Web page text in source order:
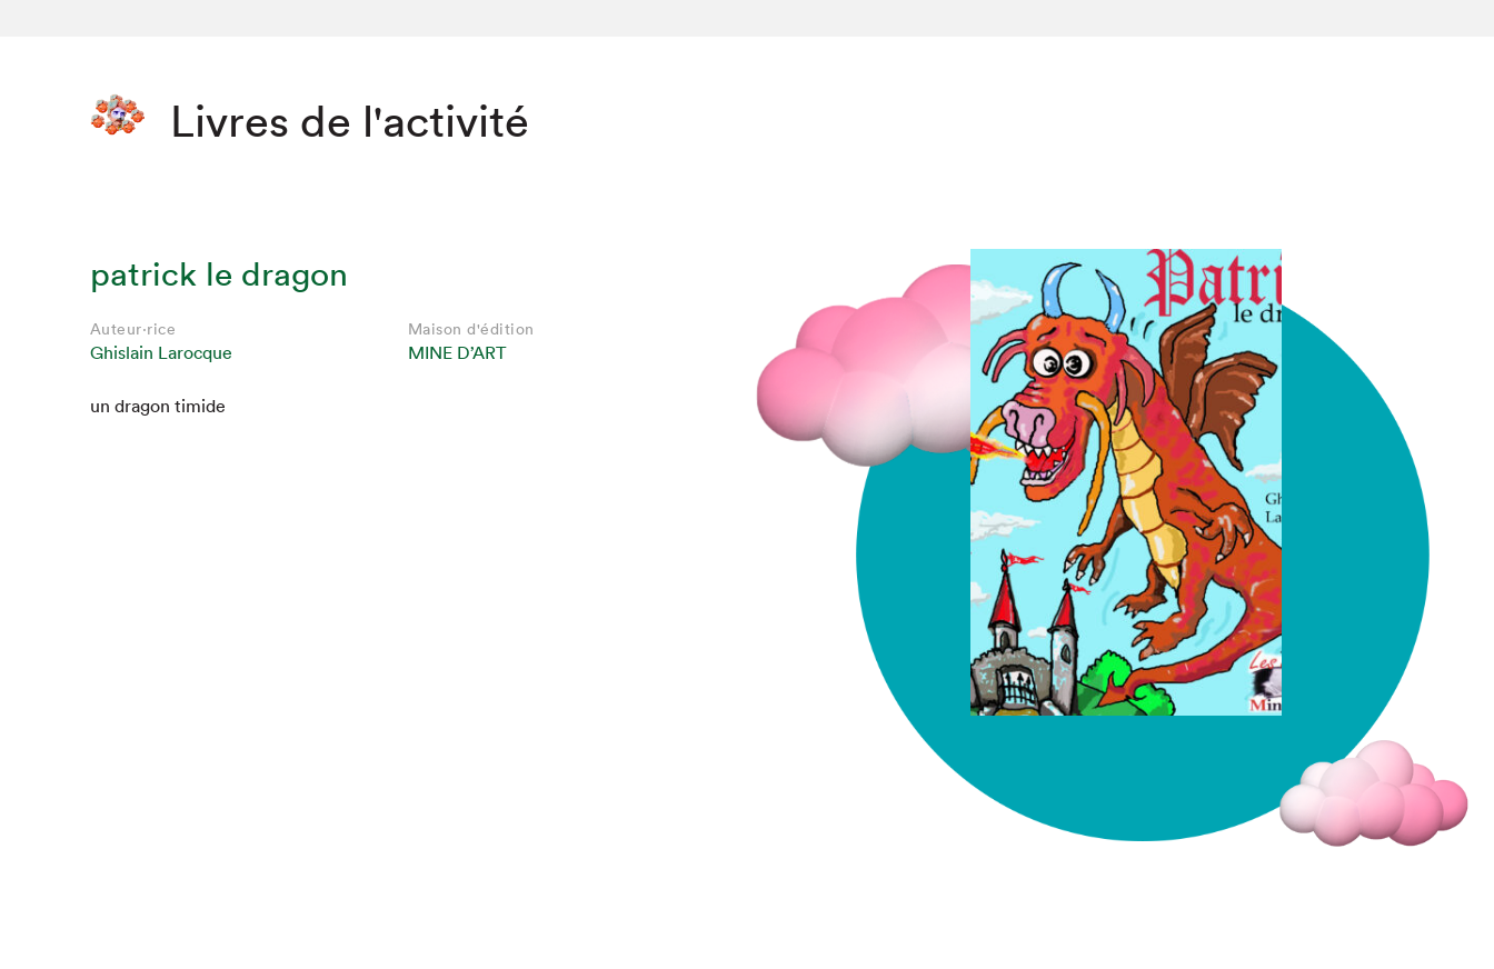
Livres de l'activité
patrick le dragon
Auteur·rice
Ghislain Larocque
Maison d'édition
MINE D’ART
un drag­on timide